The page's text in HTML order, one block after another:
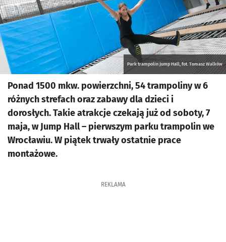
Park trampolin Jump Hall, fot. Tomasz Walków
Ponad 1500 mkw. powierzchni, 54 trampoliny w 6
różnych strefach oraz zabawy dla dzieci i
dorosłych. Takie atrakcje czekają już od soboty, 7
maja, w Jump Hall – pierwszym parku trampolin we
Wrocławiu. W piątek trwały ostatnie prace
montażowe.
REKLAMA